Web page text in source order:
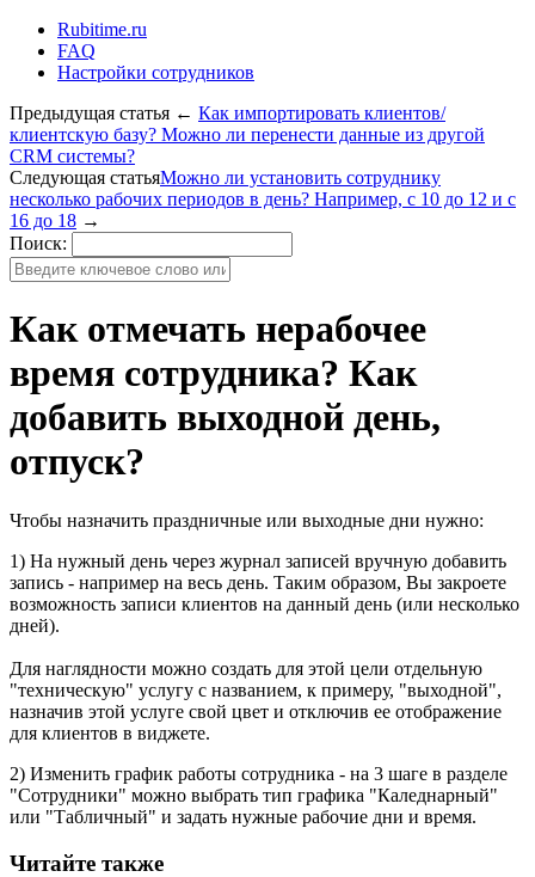
Rubitime.ru
FAQ
Настройки сотрудников
Предыдущая статья ← Как импортировать клиентов/
клиентскую базу? Можно ли перенести данные из другой
CRM системы?
Следующая статьяМожно ли установить сотруднику
несколько рабочих периодов в день? Например, с 10 до 12 и с
16 до 18 →
Поиск:
Как отмечать нерабочее
время сотрудника? Как
добавить выходной день,
отпуск?
Чтобы назначить праздничные или выходные дни нужно:
1) На нужный день через журнал записей вручную добавить
запись - например на весь день. Таким образом, Вы закроете
возможность записи клиентов на данный день (или несколько
дней).
Для наглядности можно создать для этой цели отдельную
"техническую" услугу с названием, к примеру, "выходной",
назначив этой услуге свой цвет и отключив ее отображение
для клиентов в виджете.
2) Изменить график работы сотрудника - на 3 шаге в разделе
"Сотрудники" можно выбрать тип графика "Каледнарный"
или "Табличный" и задать нужные рабочие дни и время.
Читайте также